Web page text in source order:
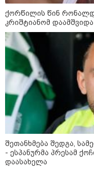
ქორწილის წინ
კრიშტიანომ
შეთანხმება შედგა,
- ესპანურმა პრესამ
დაასახელა